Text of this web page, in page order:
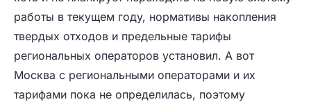
работы в текущем году, нормативы накопления
твердых отходов и предельные тарифы
региональных операторов установил. А вот
Москва с региональными операторами и их
тарифами пока не определилась, поэтому